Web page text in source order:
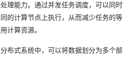
理能力。通过并发任务调度，可以同时
的计算节点上执行，从而减少任务的等
计算资源。
布式系统中，可以将数据划分为多个部